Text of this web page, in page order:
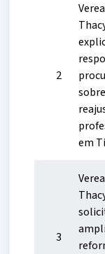
2
sobre
em
3